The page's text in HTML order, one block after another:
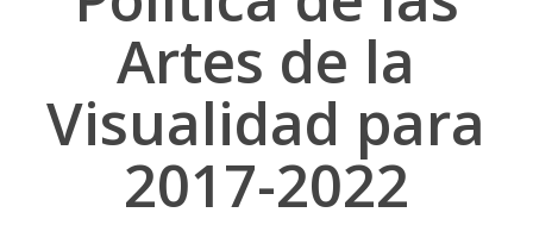
Artes de la
Visualidad para
2017-2022